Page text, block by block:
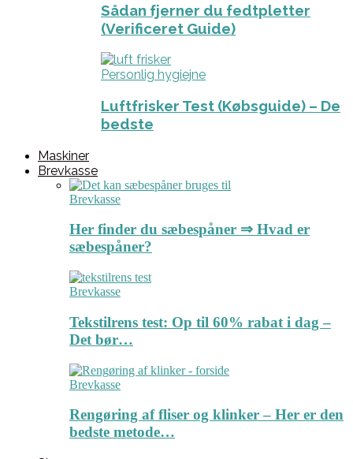
Sådan fjerner du fedtpletter
(Verificeret Guide)
Personlig hygiejne
Luftfrisker Test (Købsguide) – De
bedste
Maskiner
Brevkasse
Brevkasse
Her finder du sæbespåner ⇒ Hvad er
sæbespåner?
Brevkasse
Tekstilrens test: Op til 60% rabat i dag –
Det bør…
Brevkasse
Rengøring af fliser og klinker – Her er den
bedste metode…